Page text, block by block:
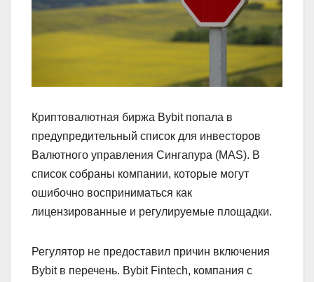
Криптовалютная биржа Bybit попала в
предупредительный список для инвесторов
Валютного управления Сингапура (MAS). В
список собраны компании, которые могут
ошибочно восприниматься как
лицензированные и регулируемые площадки.
Регулятор не предоставил причин включения
Bybit в перечень. Bybit Fintech, компания с